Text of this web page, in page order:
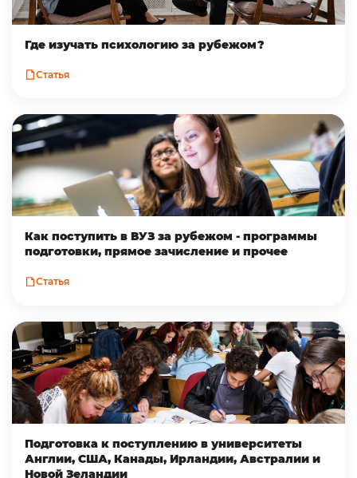
Где изучать психологию за рубежом?
Статья
Как поступить в ВУЗ за рубежом - программы
подготовки, прямое зачисление и прочее
Статья
Подготовка к поступлению в университеты
Англии, США, Канады, Ирландии, Австралии и
Новой Зеландии